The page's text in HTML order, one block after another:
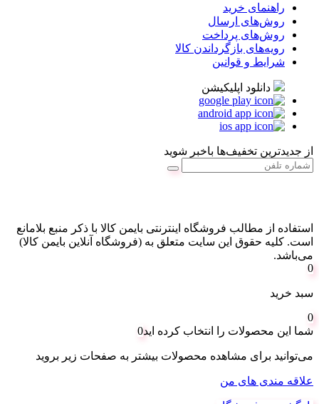
راهنمای خرید
روش‌های ارسال
روش‌های پرداخت
رویه‌های بازگرداندن کالا
شرایط و قوانین
دانلود اپلیکیشن
از جدیدترین تخفیف‌ها باخبر شوید
استفاده از مطالب فروشگاه اینترنتی بایمن کالا با ذکر منبع بلامانع
است. کليه حقوق اين سايت متعلق به (فروشگاه آنلاین بایمن کالا)
می‌باشد.
0
سبد خرید
0
شما این محصولات را انتخاب کرده اید0
می‌توانید برای مشاهده محصولات بیشتر به صفحات زیر بروید
علاقه مندی های من